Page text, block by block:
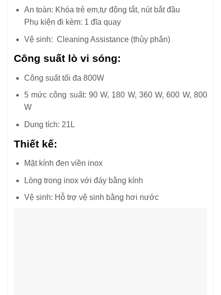
An toàn: Khóa trẻ em,tự động tắt, nút bắt đầu
Phụ kiện đi kèm: 1 đĩa quay
Vệ sinh: Cleaning Assistance (thủy phân)
Công suất lò vi sóng:
Công suất tối đa 800W
5 mức công suất: 90 W, 180 W, 360 W, 600 W, 800
W
Dung tích: 21L
Thiết kế:
Mặt kính đen viền inox
Lòng trong inox với đáy bằng kính
Vệ sinh: Hỗ trợ vệ sinh bằng hơi nước